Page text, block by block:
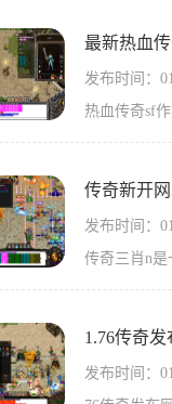
最新热血
发布时间：
发布时间：
发布时间：